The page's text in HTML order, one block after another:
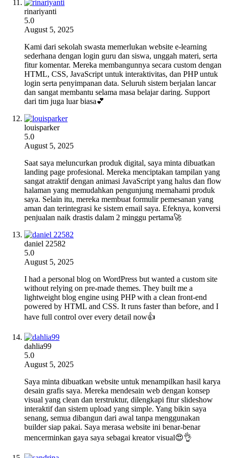
rinariyanti
5.0
August 5, 2025
Kami dari sekolah swasta memerlukan website e-learning
sederhana dengan login guru dan siswa, unggah materi, serta
fitur komentar. Mereka membangunnya secara custom dengan
HTML, CSS, JavaScript untuk interaktivitas, dan PHP untuk
login serta penyimpanan data. Seluruh sistem berjalan lancar
dan sangat membantu selama masa belajar daring. Support
dari tim juga luar biasa💕
louisparker
5.0
August 5, 2025
Saat saya meluncurkan produk digital, saya minta dibuatkan
landing page profesional. Mereka menciptakan tampilan yang
sangat atraktif dengan animasi JavaScript yang halus dan flow
halaman yang memudahkan pengunjung memahami produk
saya. Selain itu, mereka membuat formulir pemesanan yang
aman dan terintegrasi ke sistem email saya. Efeknya, konversi
penjualan naik drastis dalam 2 minggu pertama🚀
daniel 22582
5.0
August 5, 2025
I had a personal blog on WordPress but wanted a custom site
without relying on pre-made themes. They built me a
lightweight blog engine using PHP with a clean front-end
powered by HTML and CSS. It runs faster than before, and I
have full control over every detail now👍
dahlia99
5.0
August 5, 2025
Saya minta dibuatkan website untuk menampilkan hasil karya
desain grafis saya. Mereka mendesain web dengan konsep
visual yang clean dan terstruktur, dilengkapi fitur slideshow
interaktif dan sistem upload yang simple. Yang bikin saya
senang, semua dibangun dari awal tanpa menggunakan
builder siap pakai. Saya merasa website ini benar-benar
mencerminkan gaya saya sebagai kreator visual😍👌